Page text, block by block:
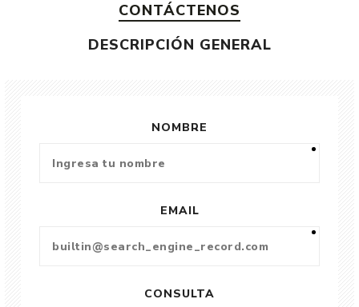
CONTÁCTENOS
DESCRIPCIÓN GENERAL
NOMBRE
EMAIL
CONSULTA